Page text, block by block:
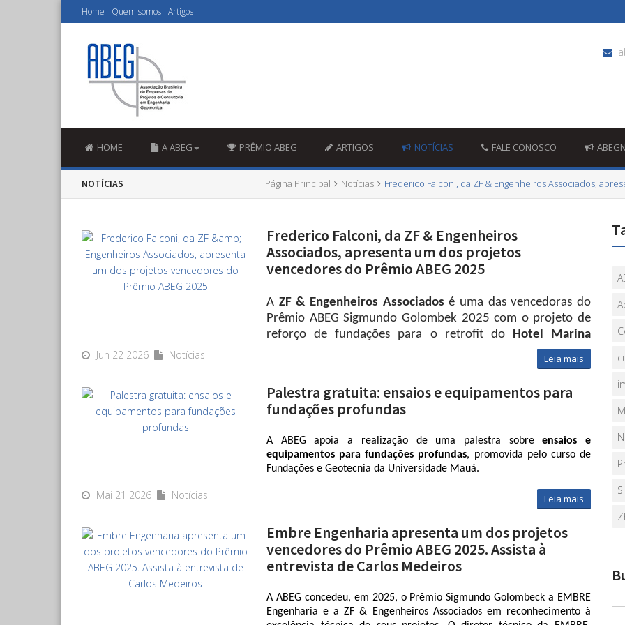
Home Quem somos Artigos
HOME A ABEG PRÊMIO ABEG ARTIGOS NOTÍCIAS FALE CONOSCO
NOTÍCIAS Página Principal Notícias Frederico Falconi, da ZF & Engenheiros Associados,
Frederico Falconi, da ZF & Engenheiros
Associados, apresenta um dos projetos
vencedores do Prêmio ABEG 2025
A ZF & Engenheiros Associados é uma das vencedoras do
Prêmio ABEG Sigmundo Golombek 2025 com o projeto de
reforço de fundações para o retrofit do Hotel Marina
, na Avenida Delfim Moreira, no Leblon, Rio de
Frederico Falconi:
Jun 22 2026 Notícias Leia mais
Palestra gratuita: ensaios e equipamentos para
fundações profundas
A ABEG apoia a realização de uma palestra sobre ensaios e
equipamentos para fundações profundas, promovida pelo curso de
Fundações e Geotecnia da Universidade Mauá.
sexta-feira, 22/05, às 19h
, com o
, diretor executivo de relações
mais de 30 anos de experiência na empresa e participação em mais de
1.000 projetos de fundações nos EUA e em 20 países, Mohamad
Hussein é referência internacional no tema.
da PDI no Brasil.
Mai 21 2026 Notícias Leia mais
Embre Engenharia apresenta um dos projetos
vencedores do Prêmio ABEG 2025. Assista à
entrevista de Carlos Medeiros
A ABEG concedeu, em 2025, o Prêmio Sigmundo Golombeck a EMBRE
Engenharia e a ZF & Engenheiros Associados em reconhecimento à